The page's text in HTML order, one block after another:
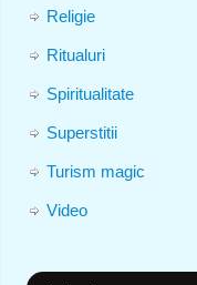
Religie
Ritualuri
Spiritualitate
Superstitii
Turism magic
Video